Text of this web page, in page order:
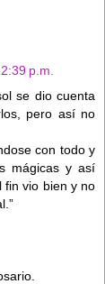
p.m.
se dio cuenta
pero así no
con todo y
mágicas y así
fin vio bien y no